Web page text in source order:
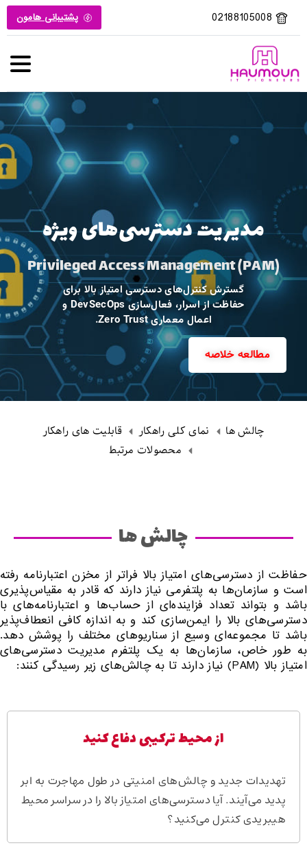
02188105008 پشتیبانی هامون
مدیریت دسترسی‌های ویژه
Privileged Access Management (PAM)
گسترش کنترل‌های دسترسی امتیاز بالا برای
حفاظت از اسرار، فعال‌سازی DevSecOps و
اعمال معماری Zero Trust.
مطالعه خلاصه
چالش ها نمای کلی راهکار
قابلیت های راهکار
محصولات مرتبط
چالش ها
حفاظت از دسترسی‌های امتیاز بالا فراتر از مخزن اعتبارنامه رفته
است و سازمان‌ها به پلتفرمی نیاز دارند که قادر به مقیاس‌پذیری
باشد و بتواند تعداد فزاینده‌ای از حساب‌ها و اعتبارنامه‌های با
دسترسی‌های بالا را ایمن‌سازی کند و به اندازه کافی انعطاف‌پذیر
باشد تا مجموعه‌ای وسیع از سناریوهای مختلف را پوشش دهد.
به طور خاص، سازمان‌ها به یک پلتفرم مدیریت دسترسی‌های
امتیاز بالا (PAM) نیاز دارند تا به چالش‌های زیر رسیدگی کنند:
از محیط ترکیبی دفاع کنید
تهدیدات جدید و چالش‌های امنیتی در طول مهاجرت به ابر
پدید می‌آیند. آیا دسترسی‌های امتیاز بالا را در سراسر محیط
هیبریدی کنترل می‌کنید؟